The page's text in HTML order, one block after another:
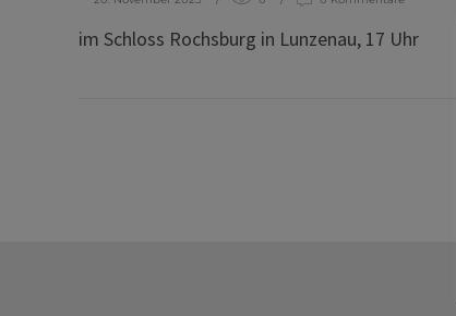
im Schloss Rochsburg in Lunzenau, 17 Uhr